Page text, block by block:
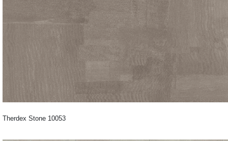
Therdex Stone 10053